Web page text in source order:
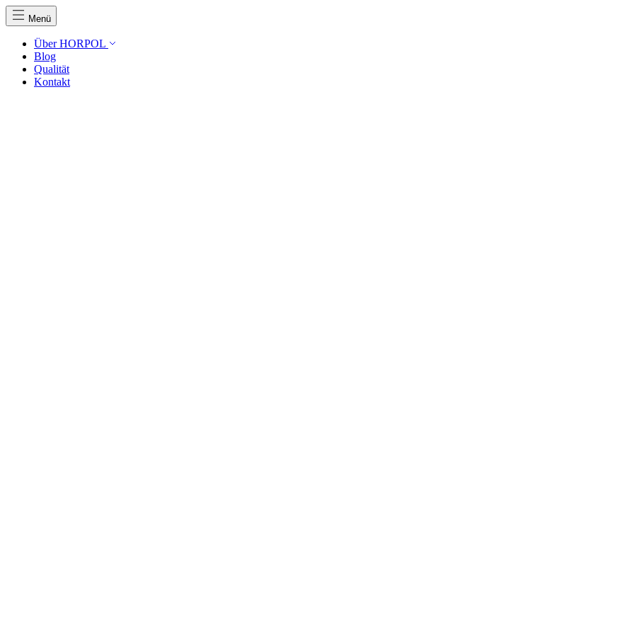
Menü
Über HORPOL
Blog
Qualität
Kontakt